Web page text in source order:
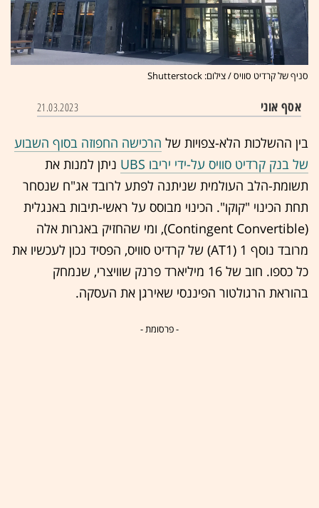
סניף של קרדיט סוויס / צילום: Shutterstock
אסף אוני 21.03.2023
בין ההשלכות הלא-צפויות של הרכישה החפוזה בסוף השבוע
של בנק קרדיט סוויס על-ידי יריבו UBS
ניתן למנות את
תשומת-הלב העולמית שניתנה לפתע לרובד אג"ח שנסחר
תחת הכינוי "קוקו". הכינוי מבוסס על ראשי-תיבות באנגלית
(Contingent Convertible), ומי שהחזיק באגרות אלה
מרובד נוסף 1 (AT1) של קרדיט סוויס, הפסיד נכון לעכשיו את
כל כספו. חוב של 16 מיליארד פרנק שוויצרי, שנמחק
בהוראת הרגולטור הפיננסי שאירגן את העסקה.
- פרסומת -